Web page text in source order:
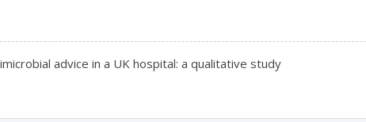
advice in a UK hospital: a qualitative study